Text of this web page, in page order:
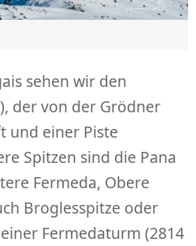
sehen wir den
der von der Grödner
und einer Piste
Spitzen sind die Pana
Fermeda, Obere
Broglesspitze oder
Fermedaturm (2814